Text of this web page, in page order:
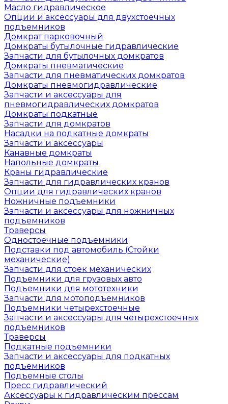
Масло гидравлическое
Опции и аксессуары для двухстоечных
подъемников
Домкрат парковочный
Домкраты бутылочные гидравлические
Запчасти для бутылочных домкратов
Домкраты пневматические
Запчасти для пневматических домкратов
Домкраты пневмогидравлические
Запчасти и аксессуары для
пневмогидравлических домкратов
Домкраты подкатные
Запчасти для домкратов
Насадки на подкатные домкраты
Запчасти и аксессуары
Канавные домкраты
Напольные домкраты
Краны гидравлические
Запчасти для гидравлических кранов
Опции для гидравлических кранов
Ножничные подъемники
Запчасти и аксессуары для ножничных
подъемников
Траверсы
Одностоечные подъемники
Подставки под автомобиль (Стойки
механические)
Запчасти для стоек механических
Подъемники для грузовых авто
Подъемники для мототехники
Запчасти для мотоподъемников
Подъемники четырехстоечные
Запчасти и аксессуары для четырехстоечных
подъемников
Траверсы
Подкатные подъемники
Запчасти и аксессуары для подкатных
подъемников
Подъемные столы
Пресс гидравлический
Аксессуары к гидравлическим прессам